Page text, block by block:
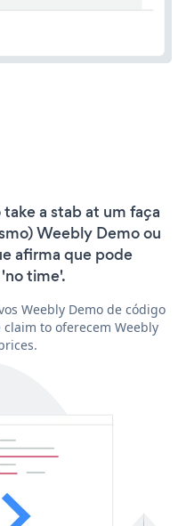
a stab at um faça
Weebly Demo ou
afirma que pode
time'.
Weebly Demo de código
to oferecem Weebly